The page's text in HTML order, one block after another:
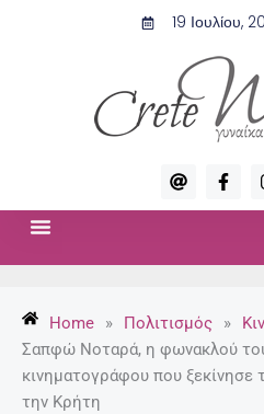
19 Ιουλίου,
A
t
F
a
c
f
Home » Πολιτισμός »
Σαπφώ Νοταρά, η φωνακλού
κινηματογράφου που ξεκίνησε
την Κρήτη